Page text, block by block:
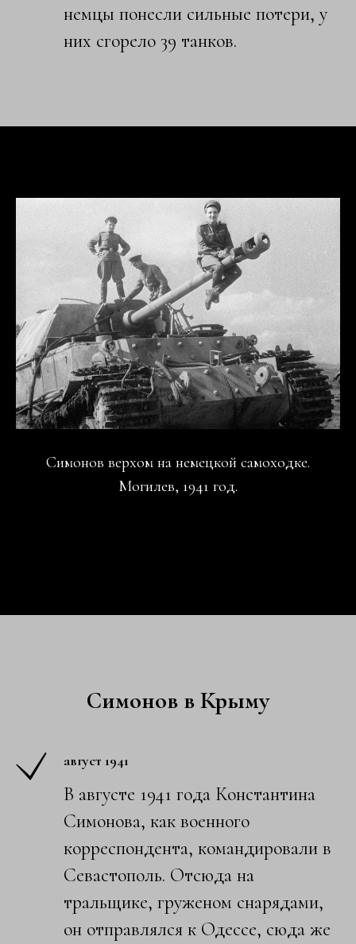
немцы понесли сильные по­тери, у
них сгорело 39 танков.
Симонов верхом на немецкой самоходке.
Могилев, 1941 год.
Симонов в Крыму
август 1941
В августе 1941 года Константина
Симонова, как военного
корреспондента, командировали в
Севастополь. Отсюда на
тральщике, груженом снарядами,
он отправлялся к Одессе, сюда же